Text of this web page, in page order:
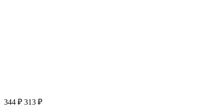
344 ₽ 313 ₽